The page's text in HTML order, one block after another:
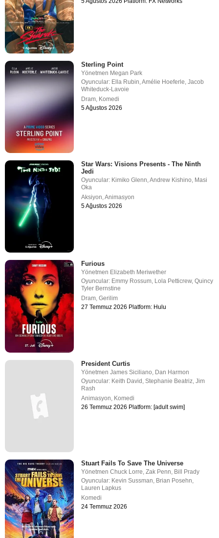
Sterling Point
Yönetmen Megan Park
Oyuncular: Ella Rubin,Amélie Hoeferle,Jacob
Whiteduck-Lavoie
Dram, Komedi
5 Ağustos 2026
Star Wars: Visions Presents - The Ninth
Jedi
Oyuncular: Kimiko Glenn,Andrew Kishino, Masi
Oka
Aksiyon,Animasyon
5 Ağustos 2026
Furious
Yönetmen Elizabeth Meriwether
Oyuncular: Emmy Rossum, Lola Petticrew,Quincy
Tyler Bernstine
Dram,Gerilim
27 Temmuz 2026 Platform: Hulu
President Curtis
YönetmenJames Siciliano Dan Harmon
Oyuncular: Keith David ,Stephanie Beatriz ,Jim
Rash
Animasyon Komedi
26 Temmuz 2026 Platform: [adult swim]
Stuart Fails To Save The Universe
YönetmenChuck Lorre,Zak Penn, Bill Prady
Oyuncular: Kevin Sussman, Brian Posehn,
Lauren Lapkus
Komedi
24 Temmuz 2026